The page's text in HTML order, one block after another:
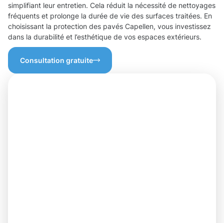
simplifiant leur entretien. Cela réduit la nécessité de nettoyages
fréquents et prolonge la durée de vie des surfaces traitées. En
choisissant la protection des pavés Capellen, vous investissez
dans la durabilité et l’esthétique de vos espaces extérieurs.
Consultation gratuite